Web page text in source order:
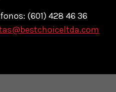
(601) 428 46 36